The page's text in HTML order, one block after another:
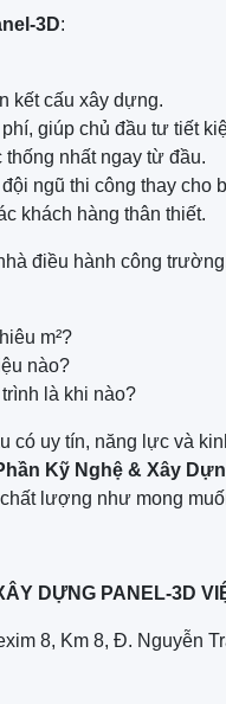
3D:
kết cấu xây dựng.
giúp chủ đầu tư tiết
nhất ngay từ đầu.
ngũ thi công thay cho
khách hàng thân thiết.
điều hành công
m²?
nào?
là khi nào?
có uy tín, năng lực và
Kỹ Nghệ & Xây
lượng như mong
DỰNG PANEL-3D
8, Km 8, Đ. Nguyễn